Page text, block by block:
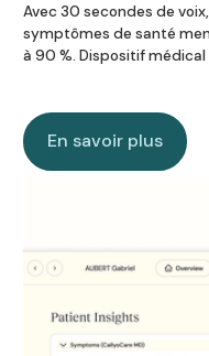
Avec 30 secondes de
symptômes de santé
à 90 %. Dispositif médical
En savoir plus
En savoir plus